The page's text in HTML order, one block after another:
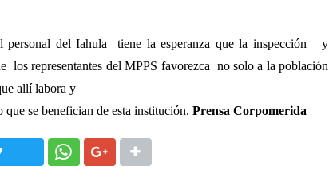
personal del Iahula tiene la esperanza que la inspección y
los representantes del MPPS favorezca no solo a la población
allí labora y
que se benefician de esta institución. Prensa Corpomerida